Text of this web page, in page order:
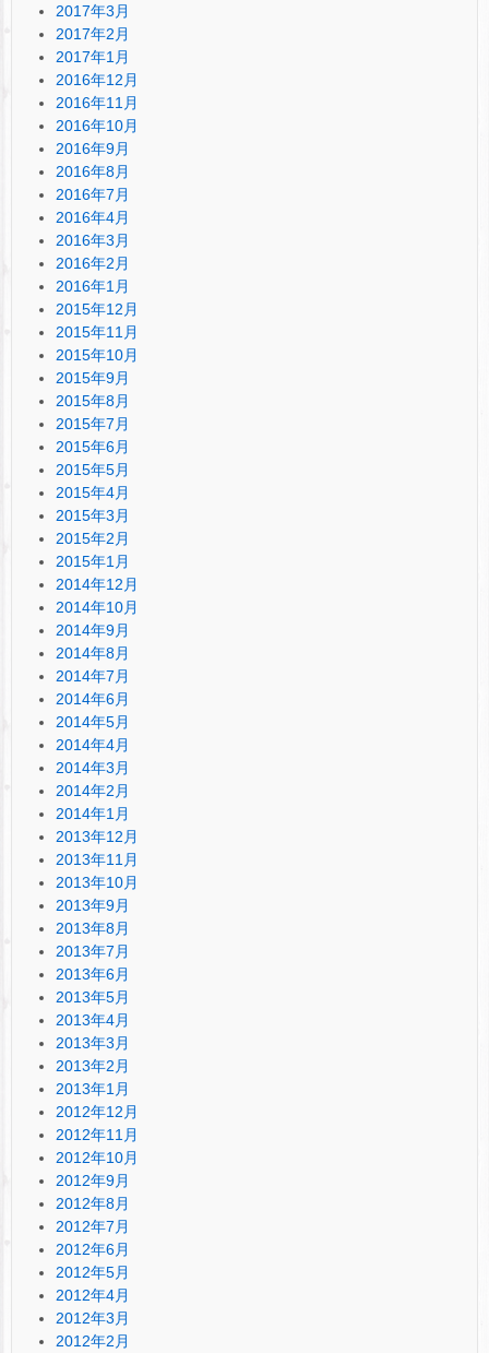
2017年3月
2017年2月
2017年1月
2016年12月
2016年11月
2016年10月
2016年9月
2016年8月
2016年7月
2016年4月
2016年3月
2016年2月
2016年1月
2015年12月
2015年11月
2015年10月
2015年9月
2015年8月
2015年7月
2015年6月
2015年5月
2015年4月
2015年3月
2015年2月
2015年1月
2014年12月
2014年10月
2014年9月
2014年8月
2014年7月
2014年6月
2014年5月
2014年4月
2014年3月
2014年2月
2014年1月
2013年12月
2013年11月
2013年10月
2013年9月
2013年8月
2013年7月
2013年6月
2013年5月
2013年4月
2013年3月
2013年2月
2013年1月
2012年12月
2012年11月
2012年10月
2012年9月
2012年8月
2012年7月
2012年6月
2012年5月
2012年4月
2012年3月
2012年2月